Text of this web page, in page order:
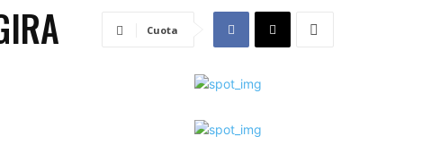
Cuota